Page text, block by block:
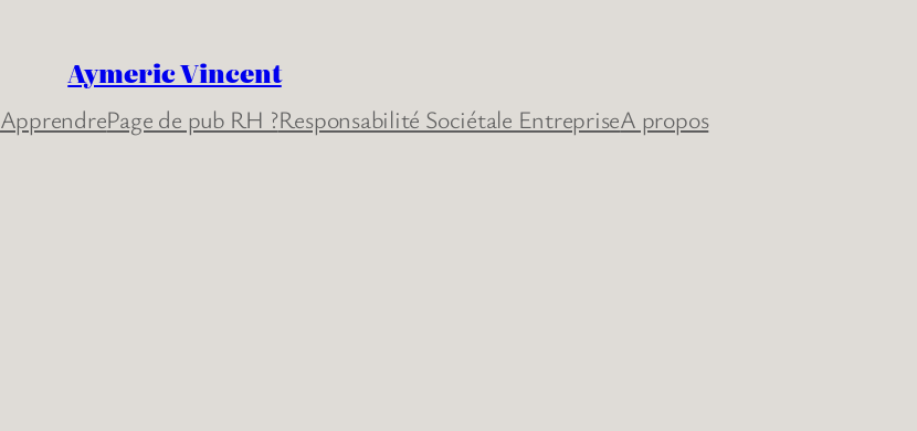
Aymeric Vincent
ApprendrePage de pub RH ?Responsabilité Sociétale EntrepriseA propos